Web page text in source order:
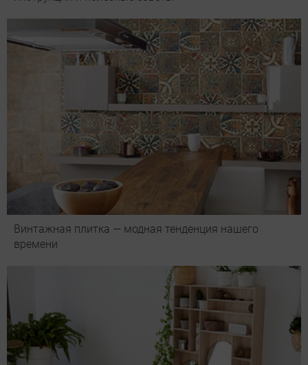
Винтажная плитка — модная тенденция нашего
времени